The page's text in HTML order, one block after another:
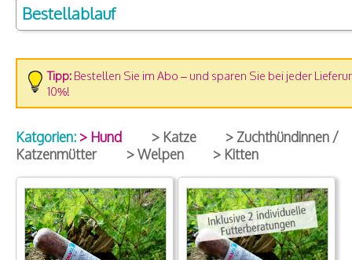
Bestellablauf
Tipp: Bestellen Sie im Abo – und sparen Sie bei jeder
10%!
Katgorien: > Hund > Katze
> Zuchthündinnen /
Katzenmütter
> Welpen > Kitten